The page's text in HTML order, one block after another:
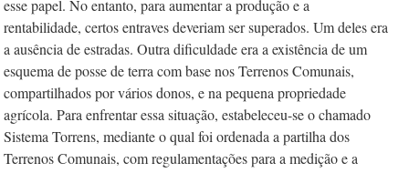
esse papel. No entanto, para aumentar a produção e a
rentabilidade, certos entraves deveriam ser superados. Um deles era
a ausência de estradas. Outra dificuldade era a existência de um
esquema de posse de terra com base nos Terrenos Comunais,
compartilhados por vários donos, e na pequena propriedade
agrícola. Para enfrentar essa situação, estabeleceu-se o chamado
Sistema Torrens, mediante o qual foi ordenada a partilha dos
Terrenos Comunais, com regulamentações para a medição e a